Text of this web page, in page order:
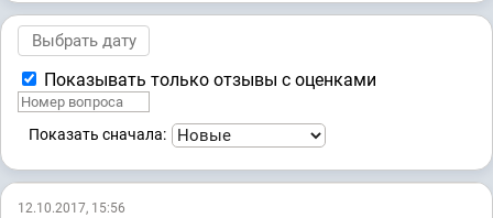
Показывать только отзывы с оценками
Показать сначала:
12.10.2017, 15:56